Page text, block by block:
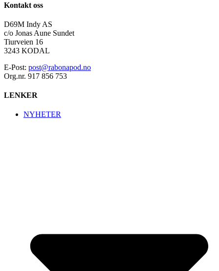
Kontakt oss
D69M Indy AS
c/o Jonas Aune Sundet
Tiurveien 16
3243 KODAL
E-Post: post@rabonapod.no
Org.nr. 917 856 753
LENKER
NYHETER